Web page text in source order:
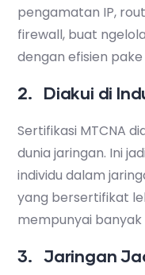
pengamatan IP,
firewall, buat
dengan efisien
2. Diakui di
Sertifikasi MTCNA
dunia jaringan. Ini
individu dalam
yang bersertifikat
mempunyai banyak
3. Jaringan